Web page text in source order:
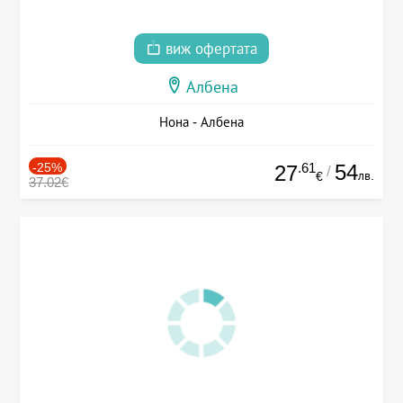
виж офертата
Албена
Нона - Албена
-25%
37.02€ 27.61
€ / 54лв.